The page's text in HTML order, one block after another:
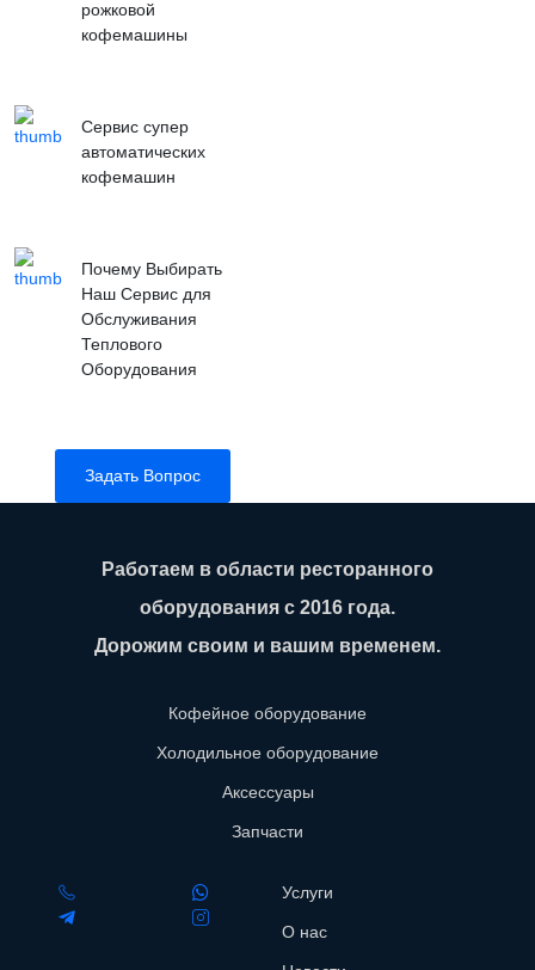
рожковой
кофемашины
Сервис супер
автоматических
кофемашин
Почему Выбирать
Наш Сервис для
Обслуживания
Теплового
Оборудования
Задать Вопрос
Работаем в области ресторанного
оборудования с 2016 года.
Дорожим своим и вашим временем.
Кофейное оборудование
Холодильное оборудование
Аксессуары
Запчасти
Услуги
О нас